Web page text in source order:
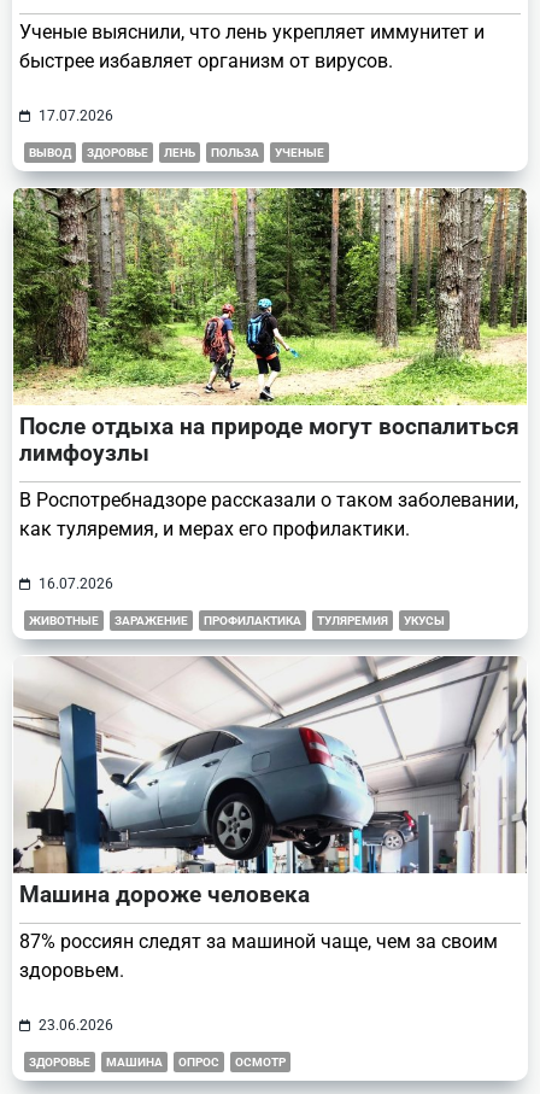
Ученые выяснили, что лень укрепляет иммунитет и
быстрее избавляет организм от вирусов.
17.07.2026
ВЫВОД ЗДОРОВЬЕ ЛЕНЬ ПОЛЬЗА УЧЕНЫЕ
После отдыха на природе могут воспалиться
лимфоузлы
В Роспотребнадзоре рассказали о таком заболевании,
как туляремия, и мерах его профилактики.
16.07.2026
ЖИВОТНЫЕ ЗАРАЖЕНИЕ ПРОФИЛАКТИКА ТУЛЯРЕМИЯ УКУСЫ
Машина дороже человека
87% россиян следят за машиной чаще, чем за своим
здоровьем.
23.06.2026
ЗДОРОВЬЕ МАШИНА ОПРОС ОСМОТР